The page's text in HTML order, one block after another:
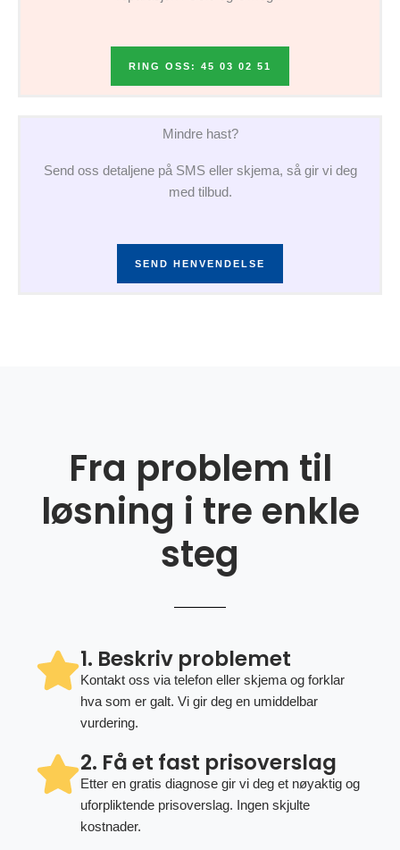
RING OSS: 45 03 02 51
Mindre hast?
Send oss detaljene på SMS eller skjema, så gir vi deg
med tilbud.
SEND HENVENDELSE
Fra problem til
løsning i tre enkle
steg
1. Beskriv problemet
Kontakt oss via telefon eller skjema og forklar
hva som er galt. Vi gir deg en umiddelbar
vurdering.
2. Få et fast prisoverslag
Etter en gratis diagnose gir vi deg et nøyaktig og
uforpliktende prisoverslag. Ingen skjulte
kostnader.